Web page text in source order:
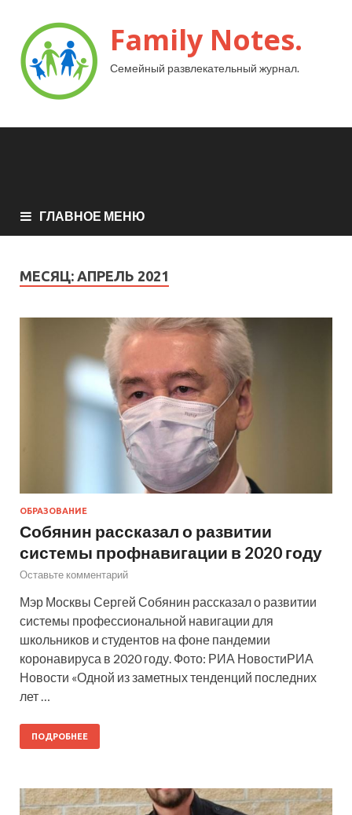
Family Notes.
Семейный развлекательный журнал.
ГЛАВНОЕ МЕНЮ
МЕСЯЦ: АПРЕЛЬ 2021
ОБРАЗОВАНИЕ
Собянин рассказал о развитии
системы профнавигации в 2020 году
Оставьте комментарий
Мэр Москвы Сергей Собянин рассказал о развитии
системы профессиональной навигации для
школьников и студентов на фоне пандемии
коронавируса в 2020 году. Фото: РИА НовостиРИА
Новости «Одной из заметных тенденций последних
лет …
ПОДРОБНЕЕ